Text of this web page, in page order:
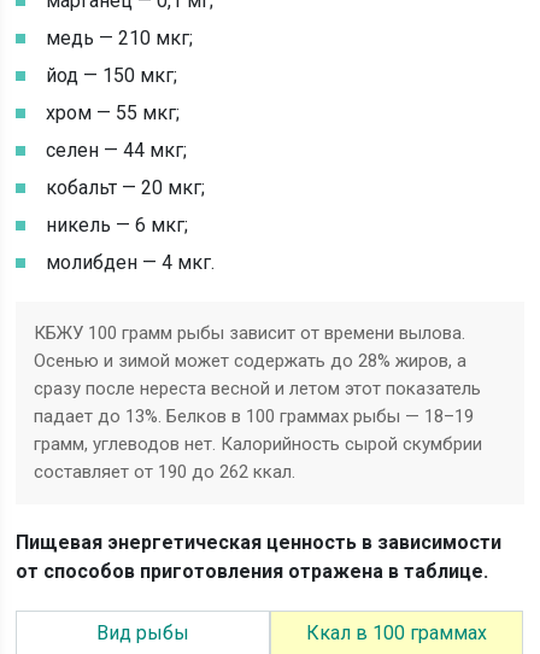
медь — 210 мкг;
йод — 150 мкг;
хром — 55 мкг;
селен — 44 мкг;
кобальт — 20 мкг;
никель — 6 мкг;
молибден — 4 мкг.
КБЖУ 100 грамм рыбы зависит от времени вылова.
Осенью и зимой может содержать до 28% жиров, а
сразу после нереста весной и летом этот показатель
падает до 13%. Белков в 100 граммах рыбы — 18–19
грамм, углеводов нет. Калорийность сырой скумбрии
составляет от 190 до 262 ккал.
Пищевая энергетическая ценность в зависимости
от способов приготовления отражена в таблице.
Вид рыбы
Ккал в 100 граммах